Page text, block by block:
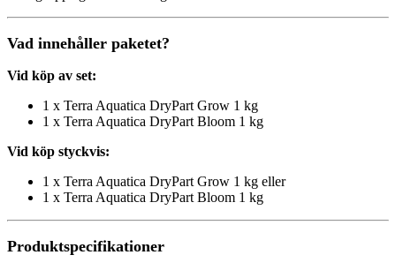
Vad innehåller paketet?
Vid köp av set:
1 x Terra Aquatica DryPart Grow 1 kg
1 x Terra Aquatica DryPart Bloom 1 kg
Vid köp styckvis:
1 x Terra Aquatica DryPart Grow 1 kg eller
1 x Terra Aquatica DryPart Bloom 1 kg
Produktspecifikationer